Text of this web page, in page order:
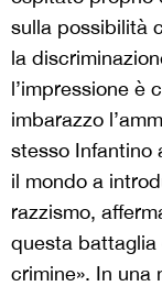
sulla possibilità
la
l’impressione è
imbarazzo
stesso Infantino
il mondo a
razzismo,
questa battaglia
crimine». In una